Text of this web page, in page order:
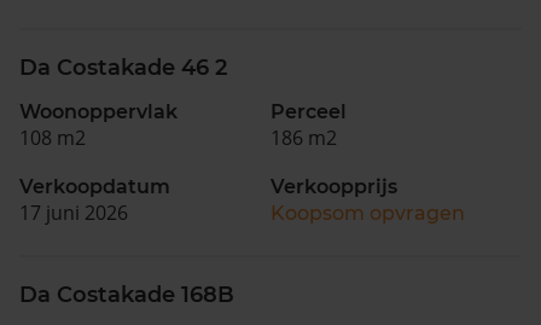
Da Costakade 46 2
Woonoppervlak
108 m2
Perceel
186 m2
Verkoopdatum
17 juni 2026
Verkoopprijs
Koopsom opvragen
Da Costakade 168B